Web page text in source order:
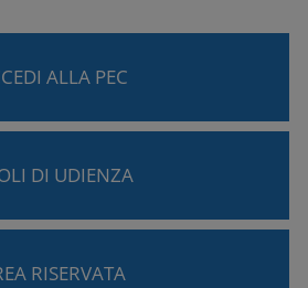
ALLA PEC
DI UDIENZA
RISERVATA